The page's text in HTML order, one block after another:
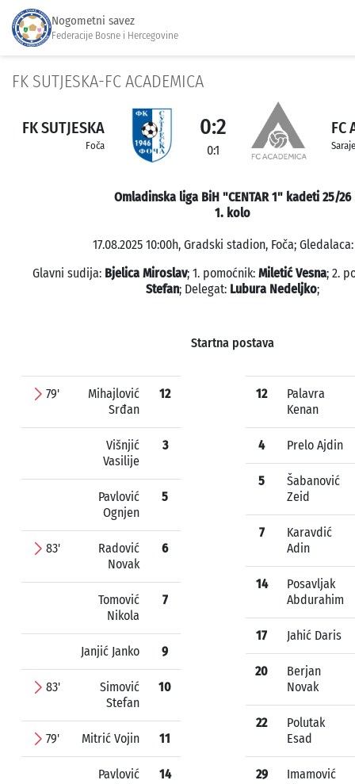
Nogometni savez
Federacije Bosne i Hercegovine
FK SUTJESKA-FC ACADEMICA
FK SUTJESKA
Foča
0:2
0:1
FC
Omladinska liga BiH "CENTAR 1" kadeti 25/26
1. kolo
17.08.2025 10:00h, Gradski stadion, Foča;
Glavni sudija: Bjelica Miroslav; 1. pomoćnik: Miletić Vesna; 2.
Stefan; Delegat: Lubura Nedeljko;
Startna postava
79'
Mihajlović
Srđan
12
Višnjić
Vasilije
3
Pavlović
Ognjen
5
83'
Radović
Novak
6
Tomović
Nikola
7
Janjić Janko 9
83'
Simović
Stefan
10
79' Mitrić Vojin 11
Pavlović
14
12
Palavra
Kenan
4 Prelo Ajdin
5
Šabanović
Zeid
7
Karavdić
Adin
14
Posavljak
Abdurahim
17 Jahić Daris
20
Berjan
Novak
22
Polutak
Esad
29
Imamović